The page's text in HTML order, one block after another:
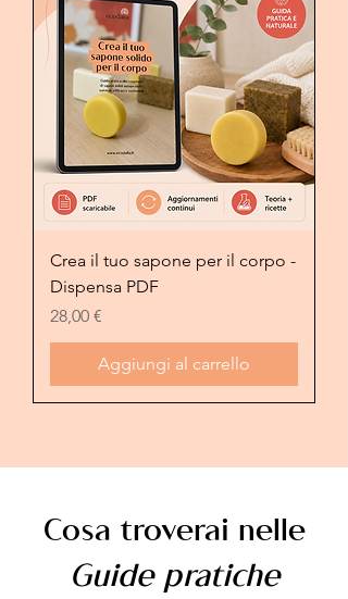
Crea il tuo sapone per il corpo -
Dispensa PDF
Prezzo
28,00 €
Aggiungi al carrello
Cosa troverai nelle
Guide pratiche